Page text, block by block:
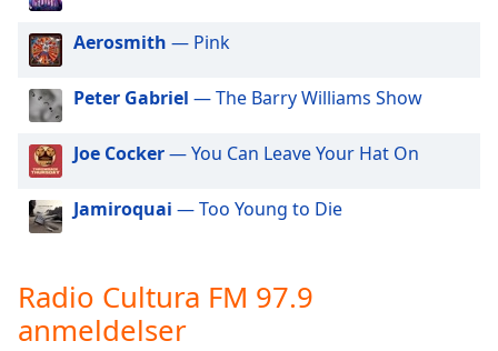
Beginning
window.
cancel
and
close
Text
Aerosmith — Pink
Peter Gabriel — The Barry Williams Show
Joe Cocker— You Can Leave Your Hat On
Jamiroquai — Too Young to Die
Radio Cultura FM 97.9
anmeldelser